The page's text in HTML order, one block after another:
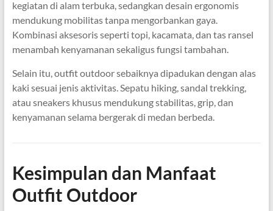
kegiatan di alam terbuka, sedangkan desain ergonomis
mendukung mobilitas tanpa mengorbankan gaya.
Kombinasi aksesoris seperti topi, kacamata, dan tas ransel
menambah kenyamanan sekaligus fungsi tambahan.
Selain itu, outfit outdoor sebaiknya dipadukan dengan alas
kaki sesuai jenis aktivitas. Sepatu hiking, sandal trekking,
atau sneakers khusus mendukung stabilitas, grip, dan
kenyamanan selama bergerak di medan berbeda.
Kesimpulan dan Manfaat
Outfit Outdoor